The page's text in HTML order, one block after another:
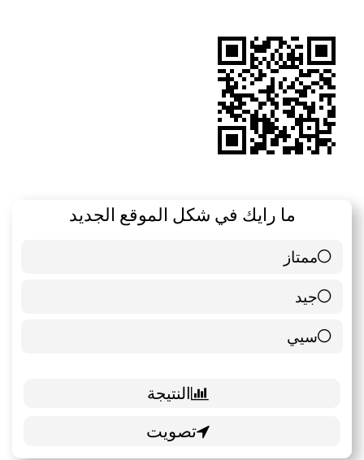
ما رايك في شكل الموقع الجديد
ممتاز
6 ( 85.71 % )
جيد
0 ( 0 % )
سيي
1 ( 14.29 % )